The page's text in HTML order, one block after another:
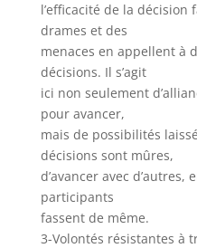
l’efficacité de la décision
drames et des
menaces en appellent à
décisions. Il s’agit
ici non seulement
pour avancer,
mais de possibilités
décisions sont mûres,
d’avancer avec
participants
fassent de même.
3-Volontés résistantes à